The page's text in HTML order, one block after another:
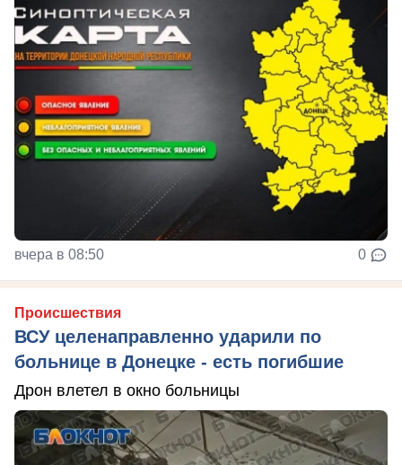
вчера в 08:50 0
Происшествия
ВСУ целенаправленно ударили по
больнице в Донецке - есть погибшие
Дрон влетел в окно больницы